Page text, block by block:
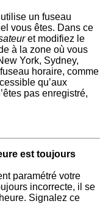
un fuseau
vous êtes. Dans ce
et modifiez le
à la zone où vous
York, Sydney,
horaire, comme
qu’aux
pas enregistré,
est toujours
paramétré votre
incorrecte, il se
Signalez ce